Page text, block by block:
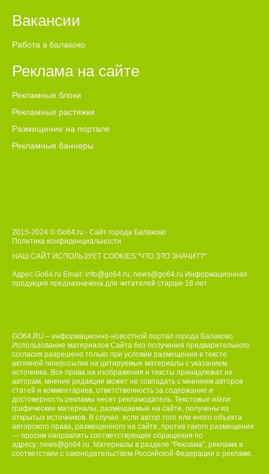
Вакансии
Работа в балакоко
Реклама на сайте
Рекламные блоки
Рекламные растяжки
Размещение на портале
Рекламные баннеры
2015-2024 © Go64.ru - Сайт города Балаково
Политика конфиденциальности
НАШ САЙТ ИСПОЛЬЗУЕТ COOKIES "ЧТО ЭТО ЗНАЧИТ?"
Адрес Go64.ru Email: info@go64.ru, news@go64.ru Информационная
продукция предназначена для читателей старше 18 лет.
GO64.RU – информационно-новостной портал города Балаково
Использование материалов Сайта без получения предварительного
согласия разрешено только при условии размещения в тексте
активной гиперссылки на цитируемые материалы с указанием
источника. Все права на изображения и тексты принадлежат их
авторам, мнение редакции может не совпадать с мнением авторов
статей и комментариев, ответственность за содержание и
достоверность рекламы несет рекламодатель. Текстовые и/или
графические материалы, размещаемые на сайте, получены из
открытых источников. В случае, если автор того или иного объекта
авторского права, размещенного на сайте, против такого размещения
— просим направлять соответствующие обращения по
адресу: news@go64.ru. Материалы в разделе "Реклама", реклама в
соответствии с законодательством Российской Федерации о рекламе.